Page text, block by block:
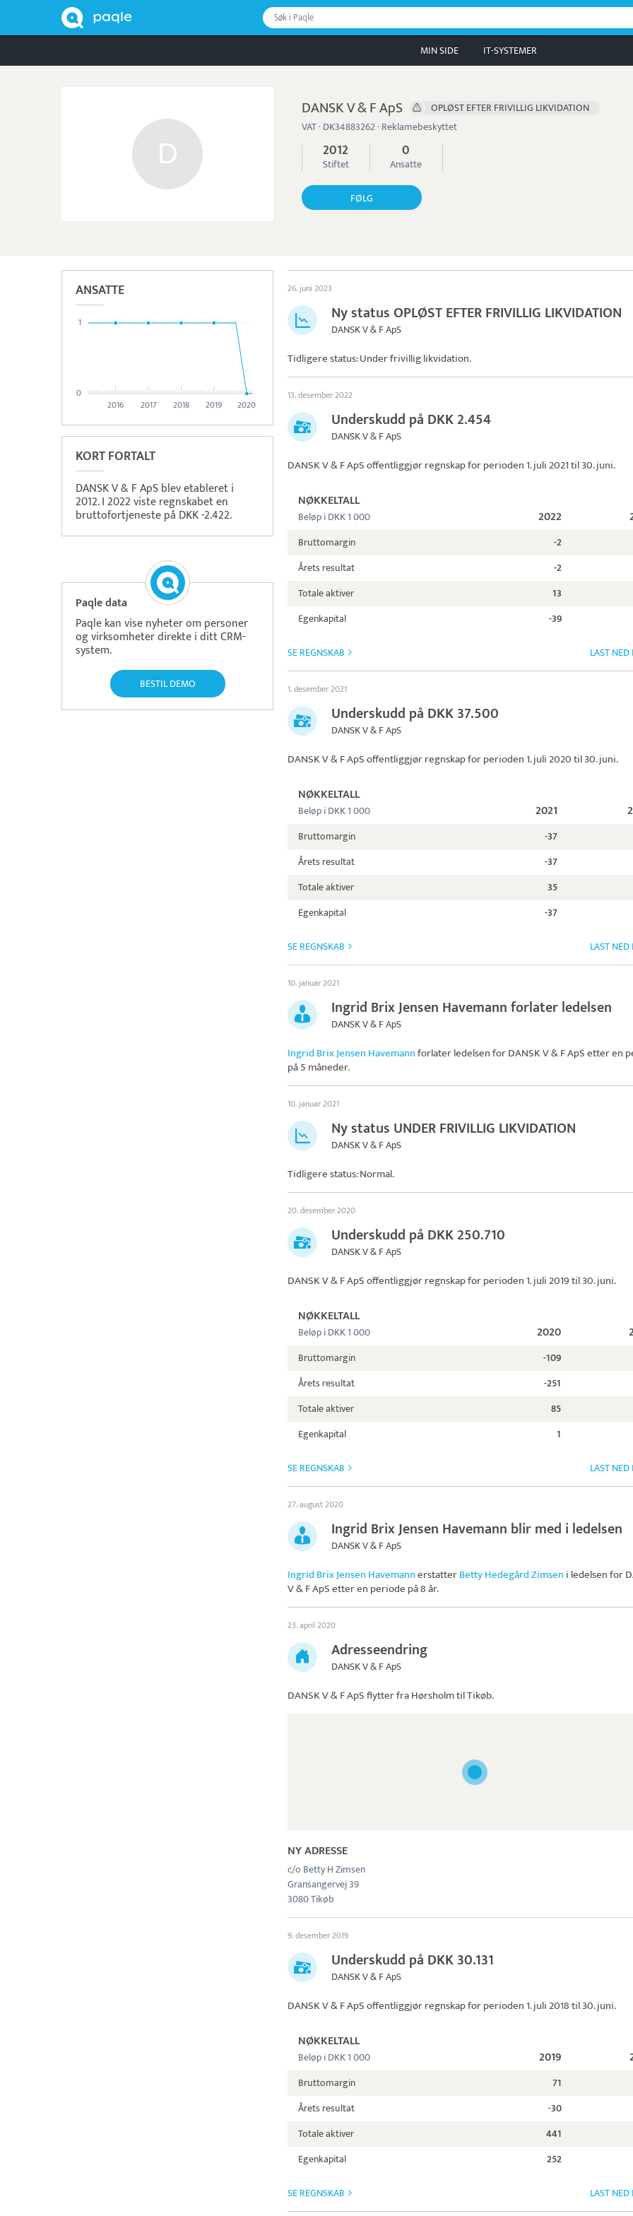
Søk i Paqle
MIN SIDE IT-SYSTEMER
DANSK V & F ApS
OPLØST EFTER FRIVILLIG LIKVIDATION
VAT · DK34883262 · Reklamebeskyttet
2012
Stiftet
0
Ansatte
FØLG
ANSATTE
2016 2017 2018 2019 2020
0
1
KORT FORTALT
DANSK V & F ApS blev etableret i
2012. I 2022 viste regnskabet en
bruttofortjeneste på DKK -2.422.
Paqle data
Paqle kan vise nyheter om personer
og virksomheter direkte i ditt CRM-
system.
BESTIL DEMO
26. juni 2023
Ny status OPLØST EFTER FRIVILLIG LIKVIDATION
DANSK V & F ApS
Tidligere status: Under frivillig likvidation.
13. desember 2022
Underskudd på DKK 2.454
DANSK V & F ApS
DANSK V & F ApSoffentliggjør regnskap for perioden 1. juli 2021 til 30. juni.
NØKKELTALL
Beløp i DKK 1 000 2022
Bruttomargin -2
Årets resultat
-2
Totale aktiver
13
Egenkapital
-39
SE REGNSKAB LAST NED
1. desember 2021
Underskudd på DKK 37.500
DANSK V & F ApS
DANSK V & F ApSoffentliggjør regnskap for perioden 1. juli 2020 til 30. juni.
NØKKELTALL
Beløp i DKK 1 000 2021
Bruttomargin -37
Årets resultat
-37
Totale aktiver
35
Egenkapital
-37
SE REGNSKAB LAST NED
10. januar 2021
Ingrid Brix Jensen Havemann forlater ledelsen
DANSK V & F ApS
Ingrid Brix Jensen Havemannforlater ledelsen forDANSK V & F ApSetter en
på 5 måneder.
10. januar 2021
Ny status UNDER FRIVILLIG LIKVIDATION
DANSK V & F ApS
Tidligere status: Normal.
20. desember 2020
Underskudd på DKK 250.710
DANSK V & F ApS
DANSK V & F ApSoffentliggjør regnskap for perioden 1. juli 2019 til 30. juni.
NØKKELTALL
Beløp i DKK 1 000 2020
Bruttomargin -109
Årets resultat
-251
Totale aktiver
85
Egenkapital
1
SE REGNSKAB LAST NED
27. august 2020
Ingrid Brix Jensen Havemann blir med i ledelsen
DANSK V & F ApS
Ingrid Brix Jensen HavemannerstatterBetty Hedegård Zimsen i ledelsen for
V & F ApSetter en periode på 8 år.
23. april 2020
Adresseendring
DANSK V & F ApS
DANSK V & F ApSflytter fra Hørsholm til Tikøb.
NY ADRESSE
c/o Betty H Zimsen
Gransangervej 39
3080 Tikøb
9. desember 2019
Underskudd på DKK 30.131
DANSK V & F ApS
DANSK V & F ApSoffentliggjør regnskap for perioden 1. juli 2018 til 30. juni.
NØKKELTALL
Beløp i DKK 1 000 2019
Bruttomargin 71
Årets resultat
-30
Totale aktiver
441
Egenkapital
252
SE REGNSKAB LAST NED